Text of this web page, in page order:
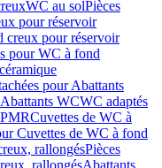
WC au solPièces
pour réservoir
creux pour réservoir
pour WC à fond
pour Abattants
WCWC adaptés
Cuvettes de WC à
Cuvettes de WC à fond
rallongésPièces
rallongésAbattants